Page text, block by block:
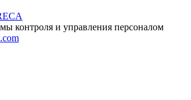
контроля и управления персоналом